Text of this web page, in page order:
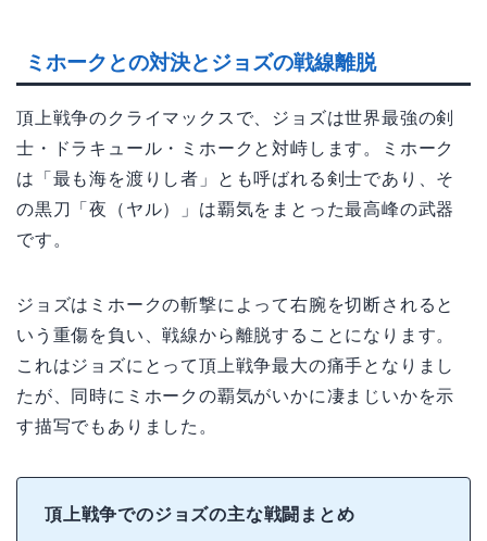
ミホークとの対決とジョズの戦線離脱
頂上戦争のクライマックスで、ジョズは世界最強の剣
士・ドラキュール・ミホークと対峙します。ミホーク
は「最も海を渡りし者」とも呼ばれる剣士であり、そ
の黒刀「夜（ヤル）」は覇気をまとった最高峰の武器
です。
ジョズはミホークの斬撃によって右腕を切断されると
いう重傷を負い、戦線から離脱することになります。
これはジョズにとって頂上戦争最大の痛手となりまし
たが、同時にミホークの覇気がいかに凄まじいかを示
す描写でもありました。
頂上戦争でのジョズの主な戦闘まとめ